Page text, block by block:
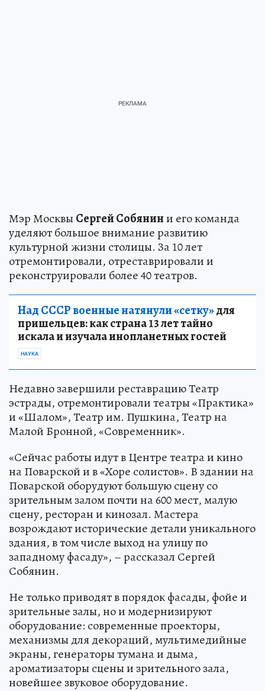
Мэр Москвы Сергей Собянини его команда
уделяют большое внимание развитию
культурной жизни столицы. За 10 лет
отремонтировали, отреставрировали и
реконструировали более 40 театров.
Над СССР военные натянули «сетку»для
пришельцев: как страна 13 лет тайно
искала и изучала инопланетных гостей
НАУКА
Недавно завершили реставрацию Театр
эстрады, отремонтировали театры «Практика»
и «Шалом», Театр им. Пушкина, Театр на
Малой Бронной, «Современник».
«Сейчас работы идут в Центре театра и кино
на Поварской и в «Хоре солистов». В здании на
Поварской оборудуют большую сцену со
зрительным залом почти на 600 мест, малую
сцену, ресторан и кинозал. Мастера
возрождают исторические детали уникального
здания, в том числе выход на улицу по
западному фасаду», – рассказал Сергей
Собянин.
Не только приводят в порядок фасады, фойе и
зрительные залы, но и модернизируют
оборудование: современные проекторы,
механизмы для декораций, мультимедийные
экраны, генераторы тумана и дыма,
ароматизаторы сцены и зрительного зала,
новейшее звуковое оборудование.